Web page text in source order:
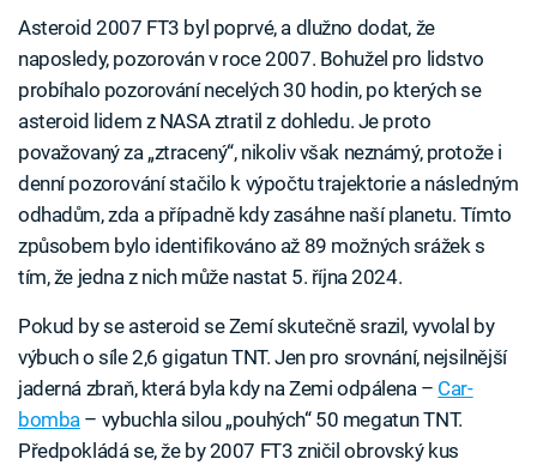
Asteroid 2007 FT3 byl poprvé, a dlužno dodat, že
naposledy, pozorován v roce 2007. Bohužel pro lidstvo
probíhalo pozorování necelých 30 hodin, po kterých se
asteroid lidem z NASA ztratil z dohledu. Je proto
považovaný za „ztracený“, nikoliv však neznámý, protože i
denní pozorování stačilo k výpočtu trajektorie a následným
odhadům, zda a případně kdy zasáhne naší planetu. Tímto
způsobem bylo identifikováno až 89 možných srážek s
tím, že jedna z nich může nastat 5. října 2024.
Pokud by se asteroid se Zemí skutečně srazil, vyvolal by
výbuch o síle 2,6 gigatun TNT. Jen pro srovnání, nejsilnější
jaderná zbraň, která byla kdy na Zemi odpálena – Car-
bomba– vybuchla silou „pouhých“ 50 megatun TNT.
Předpokládá se, že by 2007 FT3 zničil obrovský kus